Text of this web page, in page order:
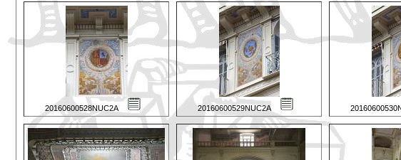
20160600528NUC2A 20160600529NUC2A